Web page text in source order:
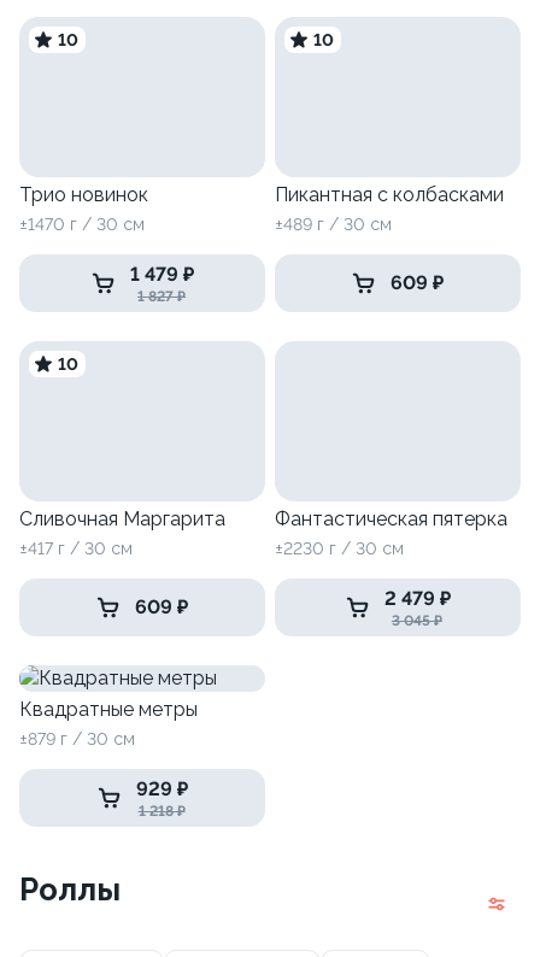
10
Трио новинок
±1470 г / 30 см
1 479 ₽
1 827 ₽
10
Пикантная с колбасками
±489 г / 30 см
609 ₽
10
Сливочная Маргарита
±417 г / 30 см
609 ₽
Фантастическая пятерка
±2230 г / 30 см
2 479 ₽
3 045 ₽
Квадратные метры
±879 г / 30 см
929 ₽
1 218 ₽
Роллы